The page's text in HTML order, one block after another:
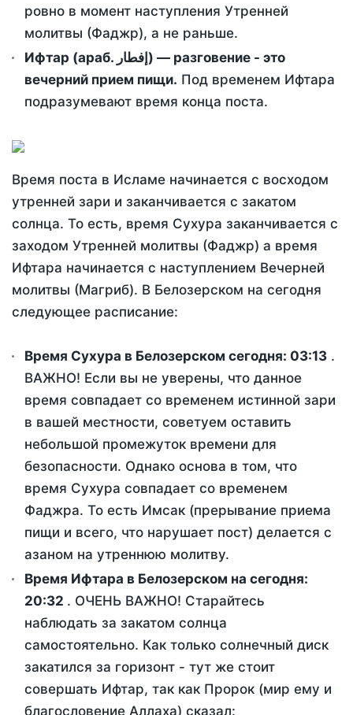
ровно в момент наступления Утренней
молитвы (Фаджр), а не раньше.
Ифтар (араб. إفطار) — разговение - это
вечерний прием пищи. Под временем Ифтара
подразумевают время конца поста.
Время поста в Исламе начинается с восходом
утренней зари и заканчивается с закатом
солнца. То есть, время Сухура заканчивается с
заходом Утренней молитвы (Фаджр) а время
Ифтара начинается с наступлением Вечерней
молитвы (Магриб). В Белозерском на сегодня
следующее расписание:
Время Сухура в Белозерском сегодня: 03:13 .
ВАЖНО! Если вы не уверены, что данное
время совпадает со временем истинной зари
в вашей местности, советуем оставить
небольшой промежуток времени для
безопасности. Однако основа в том, что
время Сухура совпадает со временем
Фаджра. То есть Имсак (прерывание приема
пищи и всего, что нарушает пост) делается с
азаном на утреннюю молитву.
Время Ифтара в Белозерском на сегодня:
20:32 . ОЧЕНЬ ВАЖНО! Старайтесь
наблюдать за закатом солнца
самостоятельно. Как только солнечный диск
закатился за горизонт - тут же стоит
совершать Ифтар, так как Пророк (мир ему и
благословение Аллаха) сказал: